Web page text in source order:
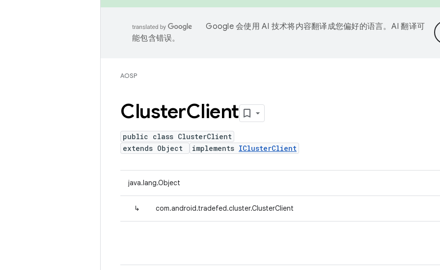
Google 会使用 AI 技术将内容翻译成您偏好的语言。AI 翻译可
能包含错误。
AOSP
ClusterClient
public class ClusterClient
extends Object
implements IClusterClient
java.lang.Object
↳ com.android.tradefed.cluster.ClusterClient